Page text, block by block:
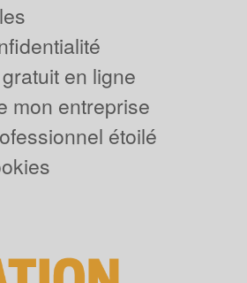
en ligne
mon entreprise
étoilé